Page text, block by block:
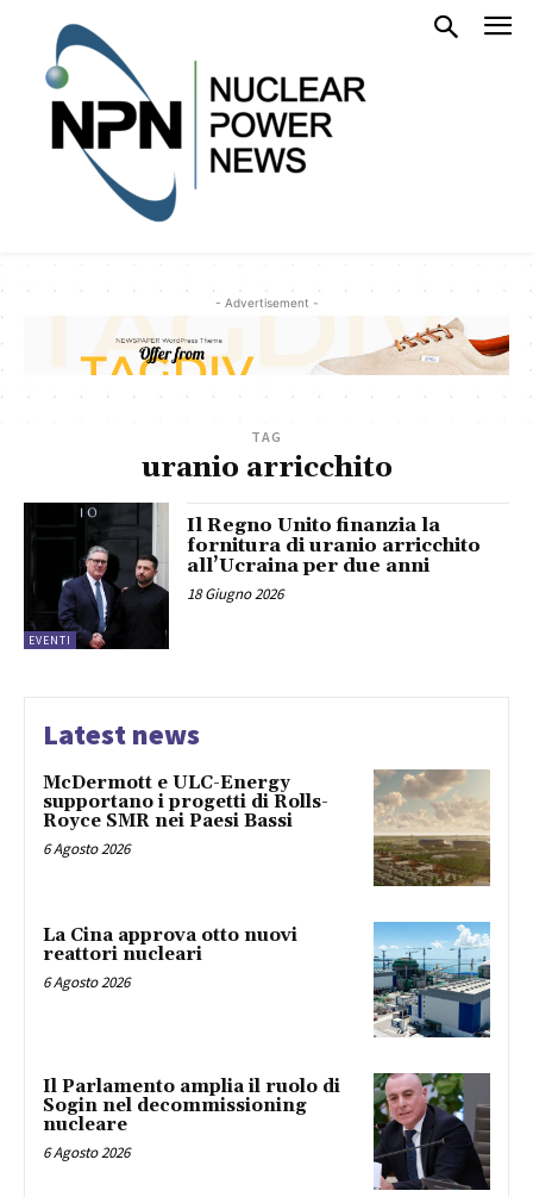
- Advertisement -
TAG
uranio arricchito
EVENTI
Il Regno Unito finanzia la
fornitura di uranio arricchito
all’Ucraina per due anni
18 Giugno 2026
Latest news
McDermott e ULC-Energy
supportano i progetti di Rolls-
Royce SMR nei Paesi Bassi
6 Agosto 2026
La Cina approva otto nuovi
reattori nucleari
6 Agosto 2026
Il Parlamento amplia il ruolo di
Sogin nel decommissioning
nucleare
6 Agosto 2026